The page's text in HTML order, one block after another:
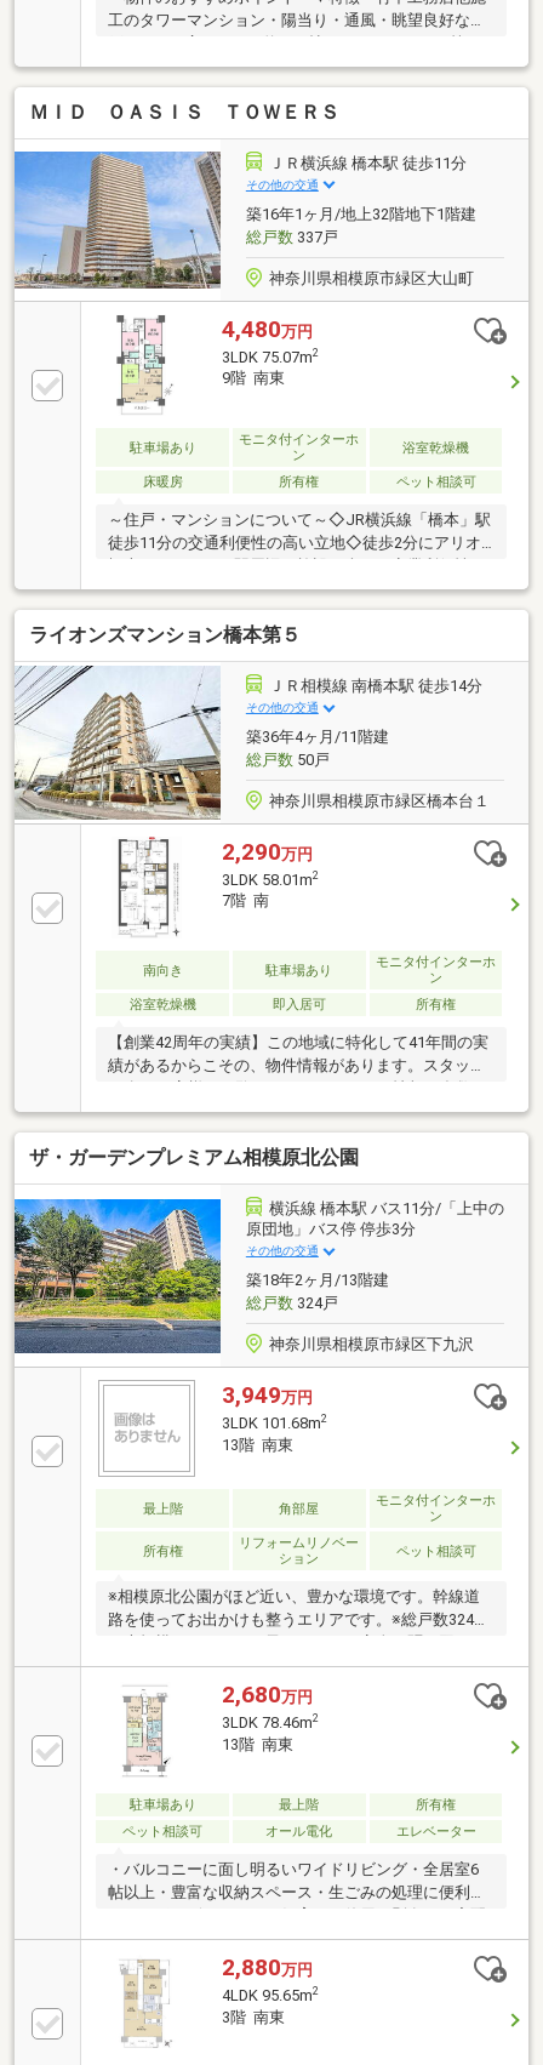
工のタワーマンション・陽当り・通風・眺望良好な住
随所に収納有・玄関ポーチ有・24時間有人管理(夜間警
備員)・ゲストルーム等、共用施設豊富・ペット2匹飼
育可能(細則有)▼設備・宅配ボックス▼令和8年7月室
内リフォーム内容【交換】キッチン、UB、洗面化粧
台、トイレ 等【張替】全室クロス【その他】フロアタ
イル上張り、ハウスクリーニング 他■ ご希望の住まい
探しをお手伝いします ━━━━━・・・物件の詳細・
ご相談はお気軽にお問い合わせください。
ＭＩＤ ＯＡＳＩＳ ＴＯＷＥＲＳ
ＪＲ横浜線 橋本駅 徒歩11分
その他の交通
築16年1ヶ月/地上32階地下1階建
総戸数337戸
神奈川県相模原市緑区大山町
4,480万円
3LDK 75.07m2
9階 南東
駐車場あり
モニタ付インターホ
ン
浴室乾燥機
床暖房 所有権 ペット相談可
～住戸・マンションについて～◇JR横浜線「橋本」駅
徒歩11分の交通利便性の高い立地◇徒歩2分にアリオ
高い立地◇ご家族とコミュニケーションの取りやすい
対面式システムキッチン◇雨の日に便利な浴室暖房乾
燥機付き◇充実の収納スペース。全居室に収納有り◇
軽量衝撃音が伝わりにくい二重床構造◇24時間ゴミ捨
て可能◇ペット飼育可能(規約による制限有り）～設
備・仕様について～◇キッチン対面式システムキッチ
ン、浄水器一体型シャワー水栓、静音タイプのワイド
シンク◇浴室追い焚き機能付オートバス、浴室暖房乾
燥機◇その他設備温水式床暖房
ライオンズマンション橋本第５
ＪＲ相模線 南橋本駅 徒歩14分
その他の交通
築36年4ヶ月/11階建
総戸数50戸
神奈川県相模原市緑区橋本台１
2,290万円
3LDK 58.01m2
7階 南
南向き 駐車場あり
モニタ付インターホ
ン
浴室乾燥機
即入居可 所有権
【創業42周年の実績】この地域に特化して41年間の実
績があるからこその、物件情報があります。スタッフ
用意しております。ご案内・詳細な資料のご請求はお
気軽にどうぞ♪☆フリーダイヤル：0120-62-4312イン
ターネット、チラシなどに掲載できない物件も多数ご
ざいます！
ザ・ガーデンプレミアム相模原北公園
横浜線 橋本駅 バス11分/「上中の
原団地」バス停 停歩3分
その他の交通
築18年2ヶ月/13階建
総戸数324戸
神奈川県相模原市緑区下九沢
3,949万円
3LDK 101.68m2
13階 南東
最上階 角部屋
モニタ付インターホ
ン
所有権
リフォームリノベー
ション
ペット相談可
※相模原北公園がほど近い、豊かな環境です。幹線道
路を使ってお出かけも整うエリアです。※総戸数324戸
住人同士が穏やかな挨拶を交わす空間です。※最上
階・角部屋・オール電化・ペット飼育可・ＬＤＫ23帖
超など魅力たくさんです！※トイレ交換、クロス貼替
などにより室内が大変綺麗に生まれ変わります！◆東
宝ハウスクオリティで「買う先もずっと安心」１）正
直な情報：注意点も包み隠さずお伝えします。２）未
来設計：「未来カレンダー」で最適なローンをシミュ
レーション。３）生涯サポート：「東宝ハウス
2,680万円
3LDK 78.46m2
13階 南東
駐車場あり 最上階
所有権
ペット相談可
オール電化 エレベーター
・バルコニーに面し明るいワイドリビング・全居室6
帖以上・豊富な収納スペース・生ごみの処理に便利な
ボックス付・24時間ごみ出し可能・契約不適合責任免
責
2,880万円
4LDK 95.65m2
3階 南東